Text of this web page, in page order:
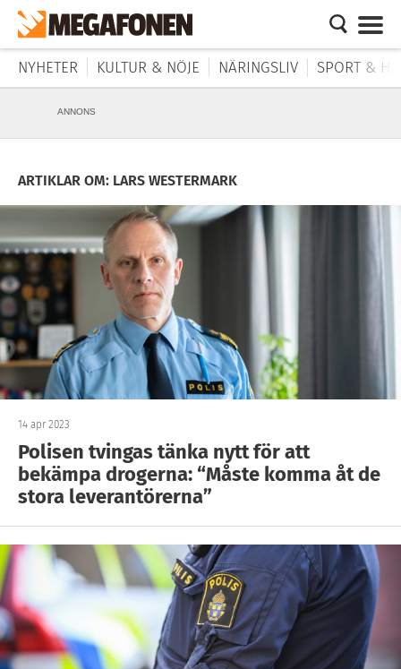
NYHETER KULTUR & NÖJE NÄRINGSLIV SPORT &
ANNONS
ARTIKLAR OM: LARS WESTERMARK
14 apr 2023
Polisen tvingas tänka nytt för att
bekämpa drogerna: “Måste komma åt de
stora leverantörerna”